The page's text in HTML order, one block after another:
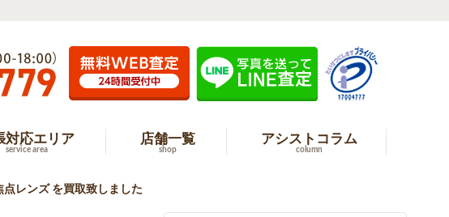
対応エリア
service area
店舗一覧
shop
アシストコラム
column
レンズ を買取致しました